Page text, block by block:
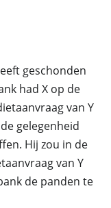
geschonden
had X op de
van Y
gelegenheid
Hij zou in de
van Y
de panden te